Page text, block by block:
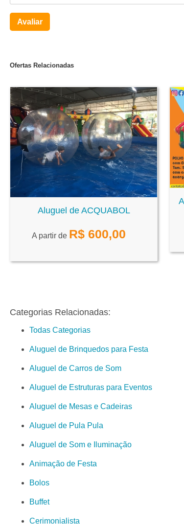
Avaliar
Ofertas Relacionadas
Aluguel de ACQUABOL
A partir de R$ 600,00
Categorias Relacionadas:
Todas Categorias
Aluguel de Brinquedos para Festa
Aluguel de Carros de Som
Aluguel de Estruturas para Eventos
Aluguel de Mesas e Cadeiras
Aluguel de Pula Pula
Aluguel de Som e Iluminação
Animação de Festa
Bolos
Buffet
Cerimonialista